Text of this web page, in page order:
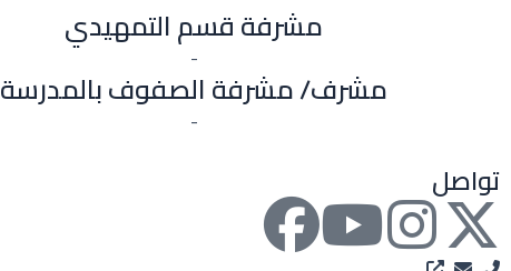
مشرفة قسم التمهيدي
-
مشرف/ مشرفة الصفوف بالمدرسة
-
تواصل
X
I
Y
F